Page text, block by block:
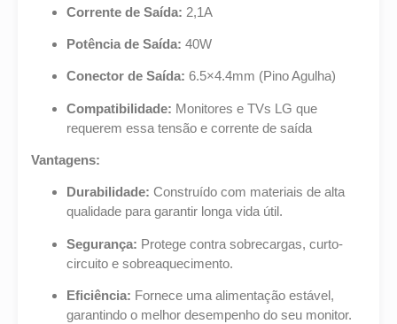
Corrente de Saída: 2,1A
Potência de Saída: 40W
Conector de Saída: 6.5×4.4mm (Pino Agulha)
Compatibilidade: Monitores e TVs LG que
requerem essa tensão e corrente de saída
Vantagens:
Durabilidade: Construído com materiais de alta
qualidade para garantir longa vida útil.
Segurança: Protege contra sobrecargas, curto-
circuito e sobreaquecimento.
Eficiência: Fornece uma alimentação estável,
garantindo o melhor desempenho do seu monitor.